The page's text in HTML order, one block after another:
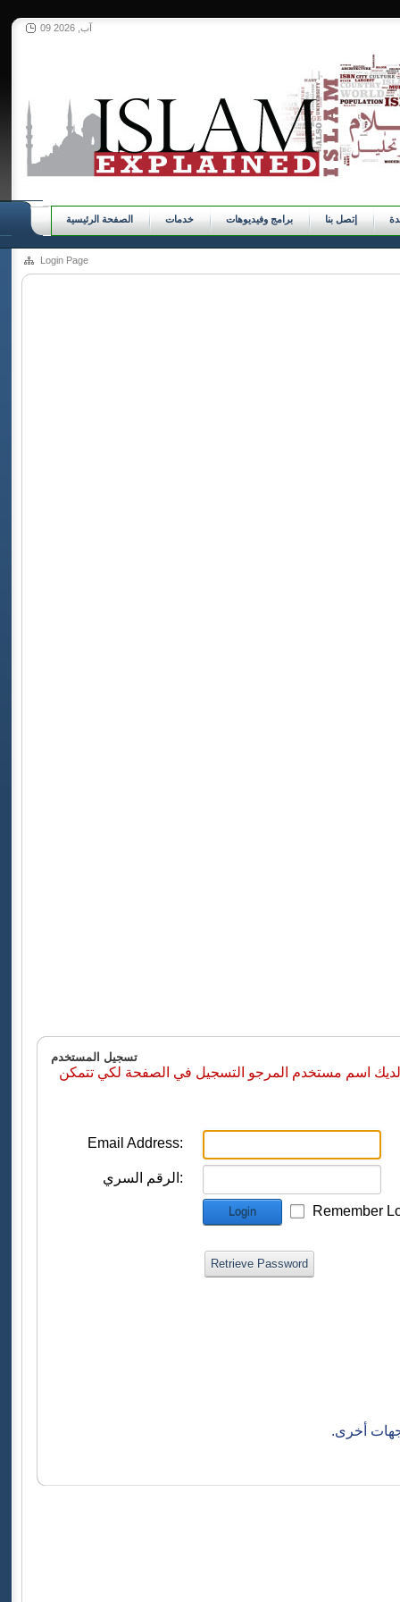
09 آب, 2026
الصفحة الرئيسية خدمات برامج وفيديوهات إتصل بنا
Login Page
تسجيل المستخدم
اسم مستخدم المرجو التسجيل في الصفحة لكي تتمكن
Email Address:
الرقم السري:
Login Remember
Retrieve Password
أخرى.